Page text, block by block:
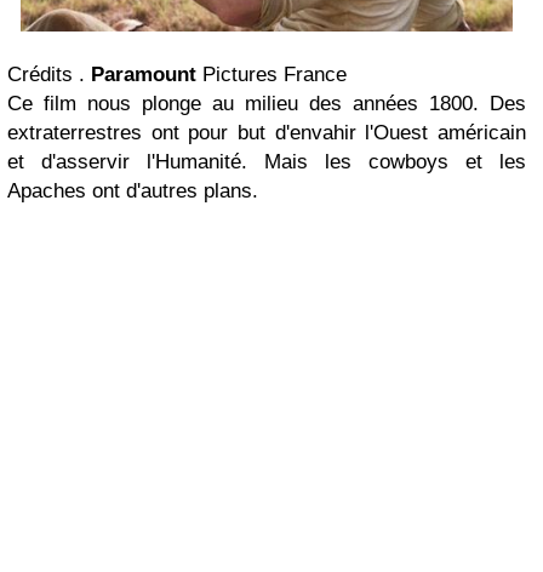
Crédits . Paramount Pictures France
Ce film nous plonge au milieu des années 1800. Des
extraterrestres ont pour but d'envahir l'Ouest américain
et d'asservir l'Humanité. Mais les cowboys et les
Apaches ont d'autres plans.